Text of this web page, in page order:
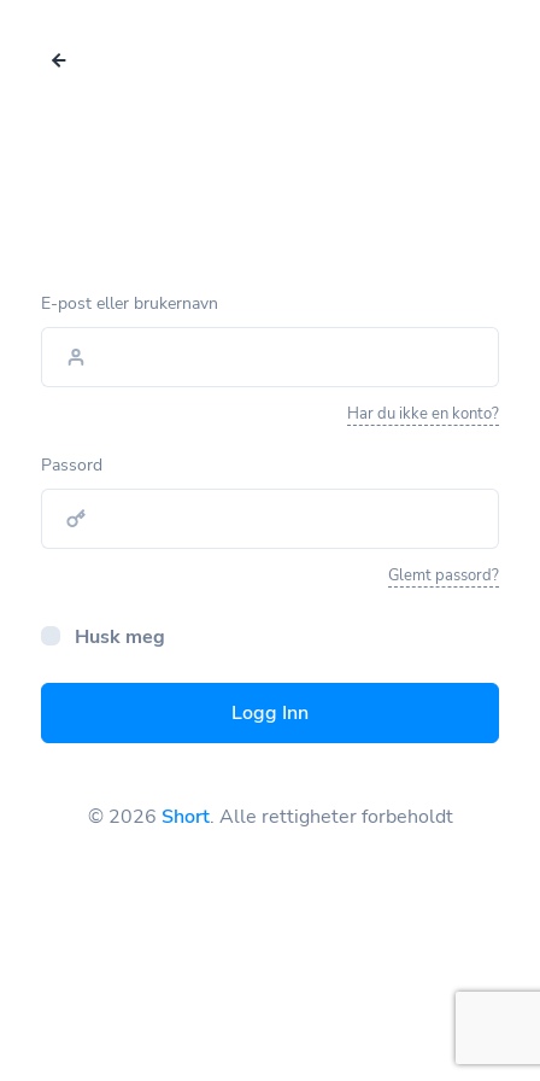
E-post eller brukernavn
Har du ikke en konto?
Passord
Glemt passord?
Husk meg
Logg Inn
© 2026 Short. Alle rettigheter forbeholdt